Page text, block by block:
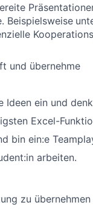
Beispielsweise
und übernehme
ein und
Excel-
bin ein:e
arbeiten.
zu übernehmen